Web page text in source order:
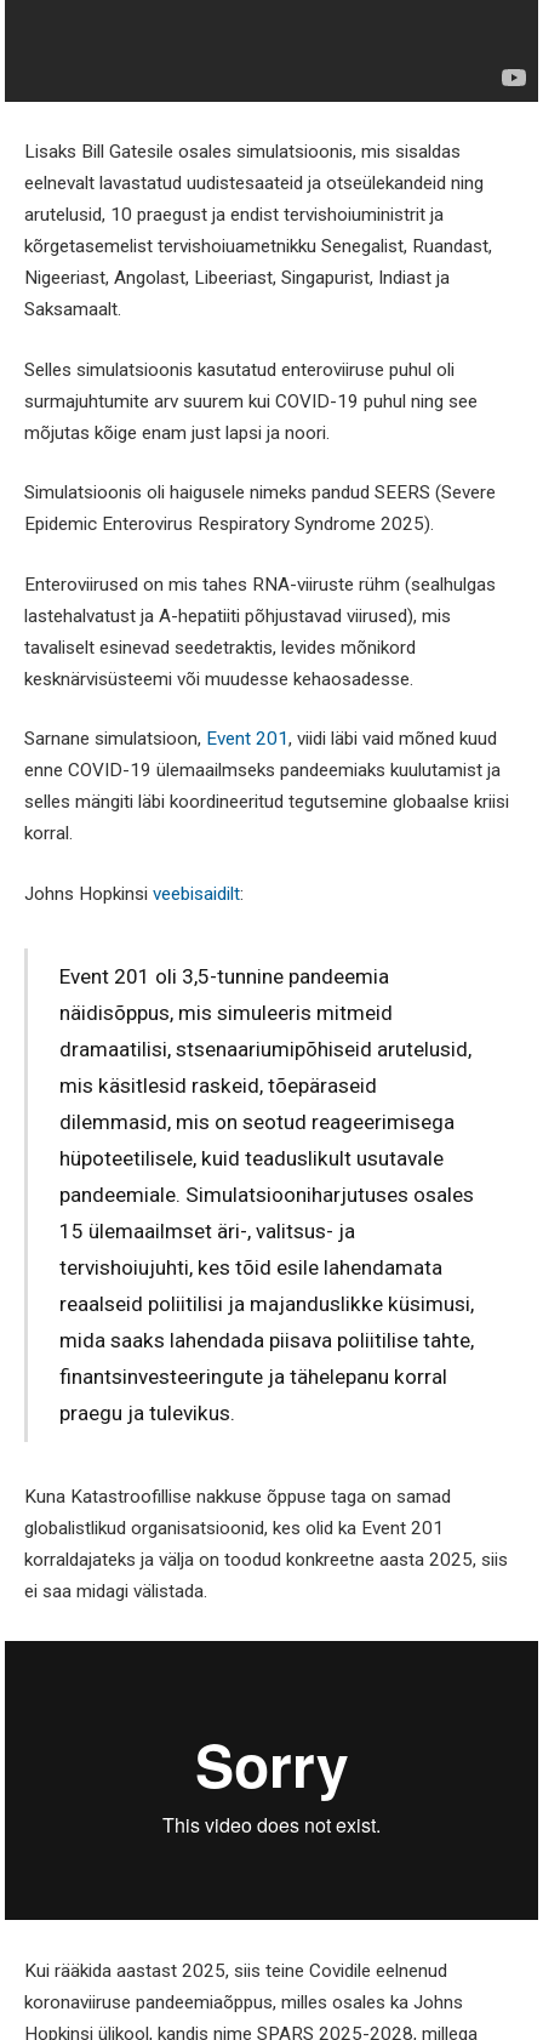
Lisaks Bill Gatesile osales simulatsioonis, mis sisaldas
eelnevalt lavastatud uudistesaateid ja otseülekandeid ning
arutelusid, 10 praegust ja endist tervishoiuministrit ja
kõrgetasemelist tervishoiuametnikku Senegalist, Ruandast,
Nigeeriast, Angolast, Libeeriast, Singapurist, Indiast ja
Saksamaalt.
Selles simulatsioonis kasutatud enteroviiruse puhul oli
surmajuhtumite arv suurem kui COVID-19 puhul ning see
mõjutas kõige enam just lapsi ja noori.
Simulatsioonis oli haigusele nimeks pandud SEERS (Severe
Epidemic Enterovirus Respiratory Syndrome 2025).
Enteroviirused on mis tahes RNA-viiruste rühm (sealhulgas
lastehalvatust ja A-hepatiiti põhjustavad viirused), mis
tavaliselt esinevad seedetraktis, levides mõnikord
kesknärvisüsteemi või muudesse kehaosadesse.
Sarnane simulatsioon, Event 201, viidi läbi vaid mõned kuud
enne COVID-19 ülemaailmseks pandeemiaks kuulutamist ja
selles mängiti läbi koordineeritud tegutsemine globaalse kriisi
korral.
Johns Hopkinsi veebisaidilt:
Event 201 oli 3,5-tunnine pandeemia
näidisõppus, mis simuleeris mitmeid
dramaatilisi, stsenaariumipõhiseid arutelusid,
mis käsitlesid raskeid, tõepäraseid
dilemmasid, mis on seotud reageerimisega
hüpoteetilisele, kuid teaduslikult usutavale
pandeemiale. Simulatsiooniharjutuses osales
15 ülemaailmset äri-, valitsus- ja
tervishoiujuhti, kes tõid esile lahendamata
reaalseid poliitilisi ja majanduslikke küsimusi,
mida saaks lahendada piisava poliitilise tahte,
finantsinvesteeringute ja tähelepanu korral
praegu ja tulevikus.
Kuna Katastroofillise nakkuse õppuse taga on samad
globalistlikud organisatsioonid, kes olid ka Event 201
korraldajateks ja välja on toodud konkreetne aasta 2025, siis
ei saa midagi välistada.
Kui rääkida aastast 2025, siis teine Covidile eelnenud
koronaviiruse pandeemiaõppus, milles osales ka Johns
Hopkinsi ülikool, kandis nime SPARS 2025-2028, millega